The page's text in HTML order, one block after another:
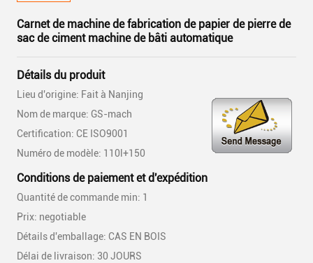
Carnet de machine de fabrication de papier de pierre de
sac de ciment machine de bâti automatique
Détails du produit
Lieu d'origine: Fait à Nanjing
Nom de marque: GS-mach
Certification: CE ISO9001
Numéro de modèle: 110l+150
Conditions de paiement et d'expédition
Quantité de commande min: 1
Prix: negotiable
Détails d'emballage: CAS EN BOIS
Délai de livraison: 30 JOURS